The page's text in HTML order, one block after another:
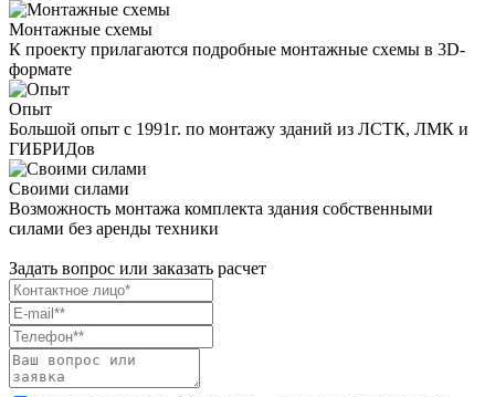
Монтажные схемы
К проекту прилагаются подробные монтажные схемы в 3D-
формате
Опыт
Большой опыт с 1991г. по монтажу зданий из ЛСТК, ЛМК и
ГИБРИДов
Своими силами
Возможность монтажа комплекта здания собственными
силами без аренды техники
Задать вопрос или заказать расчет